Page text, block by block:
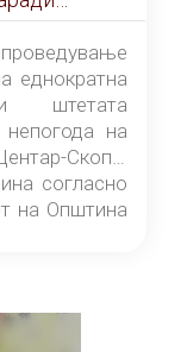
еднократна
штетата
на
Скопје
согласно
на Општина